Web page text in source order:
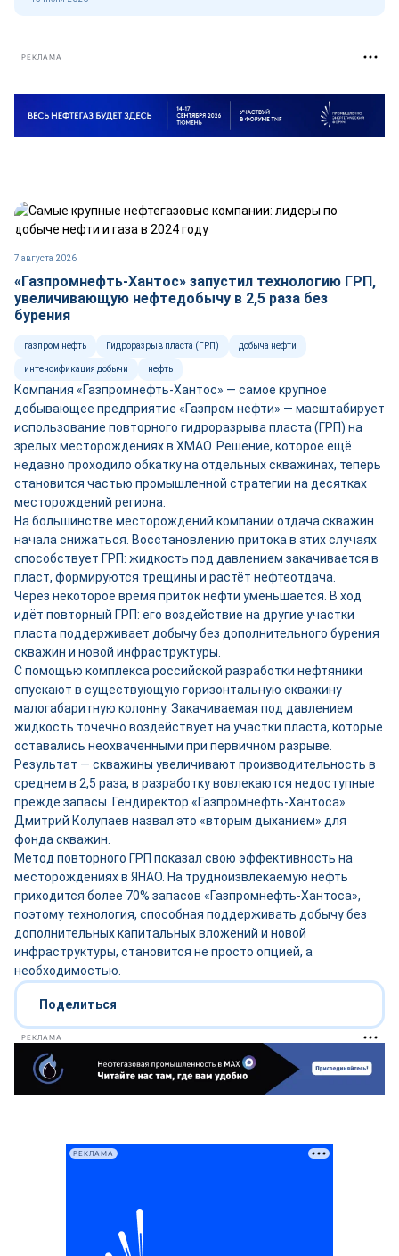
РЕКЛАМА
7 августа 2026
«Газпромнефть-Хантос» запустил технологию ГРП,
увеличивающую нефтедобычу в 2,5 раза без
бурения
газпром нефть Гидроразрыв пласта (ГРП) добыча нефти
интенсификация добычи нефть
Компания «Газпромнефть-Хантос» — самое крупное
добывающее предприятие «Газпром нефти» — масштабирует
использование повторного гидроразрыва пласта (ГРП) на
зрелых месторождениях в ХМАО. Решение, которое ещё
недавно проходило обкатку на отдельных скважинах, теперь
становится частью промышленной стратегии на десятках
месторождений региона.
На большинстве месторождений компании отдача скважин
начала снижаться. Восстановлению притока в этих случаях
способствует ГРП: жидкость под давлением закачивается в
пласт, формируются трещины и растёт нефтеотдача.
Через некоторое время приток нефти уменьшается. В ход
идёт повторный ГРП: его воздействие на другие участки
пласта поддерживает добычу без дополнительного бурения
скважин и новой инфраструктуры.
С помощью комплекса российской разработки нефтяники
опускают в существующую горизонтальную скважину
малогабаритную колонну. Закачиваемая под давлением
жидкость точечно воздействует на участки пласта, которые
оставались неохваченными при первичном разрыве.
Результат — скважины увеличивают производительность в
среднем в 2,5 раза, в разработку вовлекаются недоступные
прежде запасы. Гендиректор «Газпромнефть-Хантоса»
Дмитрий Колупаев назвал это «вторым дыханием» для
фонда скважин.
Метод повторного ГРП показал свою эффективность на
месторождениях в ЯНАО. На трудноизвлекаемую нефть
приходится более 70% запасов «Газпромнефть-Хантоса»,
поэтому технология, способная поддерживать добычу без
дополнительных капитальных вложений и новой
инфраструктуры, становится не просто опцией, а
необходимостью.
Поделиться
РЕКЛАМА
РЕКЛАМА